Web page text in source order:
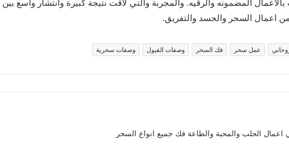
بالأعمال المضمونه والرقيه. والمجربة والتي لاقت نتيجة كبيرة وانتشار واسع
من اعمال السحر والحسد والتفريق.
عمل سحر فك السحر وصفات القبول وصفات سحرية
الجلب والمحبة والطاعة فك جميع انواع السحر